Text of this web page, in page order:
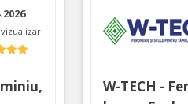
vizualizari
W-TECH -